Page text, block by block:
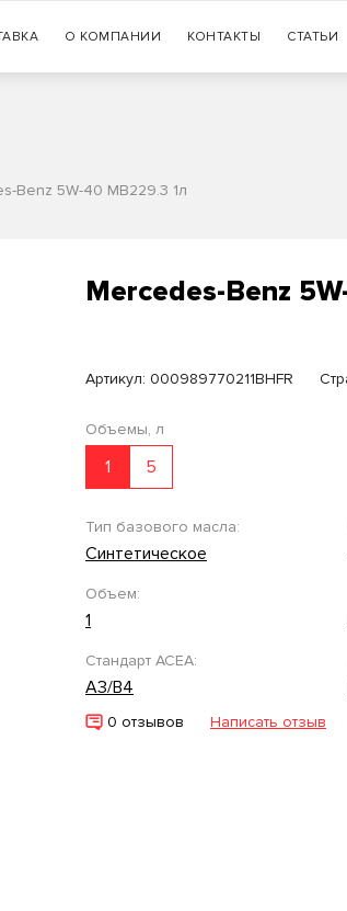
Гарантия
+7
О КОМПАНИИ КОНТАКТЫ СТАТЬИ
Benz 5W-40 MB229.3 1л
Mercedes-Benz
Артикул: 000989770211BHFR
Объемы, л
1 5
Тип базового масла:
Синтетическое
Объем:
1
Стандарт ACEA:
A3/B4
0 отзывов Написать отзыв